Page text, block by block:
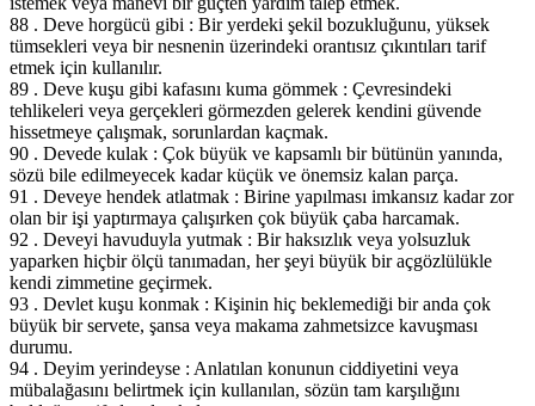
88 . Deve horgücü gibi : Bir yerdeki şekil bozukluğunu, yüksek
tümsekleri veya bir nesnenin üzerindeki orantısız çıkıntıları tarif
etmek için kullanılır.
89 . Deve kuşu gibi kafasını kuma gömmek : Çevresindeki
tehlikeleri veya gerçekleri görmezden gelerek kendini güvende
hissetmeye çalışmak, sorunlardan kaçmak.
90 . Devede kulak : Çok büyük ve kapsamlı bir bütünün yanında,
sözü bile edilmeyecek kadar küçük ve önemsiz kalan parça.
91 . Deveye hendek atlatmak : Birine yapılması imkansız kadar zor
olan bir işi yaptırmaya çalışırken çok büyük çaba harcamak.
92 . Deveyi havuduyla yutmak : Bir haksızlık veya yolsuzluk
yaparken hiçbir ölçü tanımadan, her şeyi büyük bir açgözlülükle
kendi zimmetine geçirmek.
93 . Devlet kuşu konmak : Kişinin hiç beklemediği bir anda çok
büyük bir servete, şansa veya makama zahmetsizce kavuşması
durumu.
94 . Deyim yerindeyse : Anlatılan konunun ciddiyetini veya
mübalağasını belirtmek için kullanılan, sözün tam karşılığını